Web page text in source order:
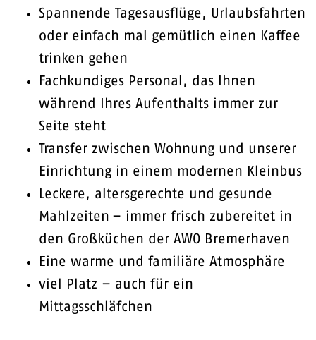
Spannende Tagesausflüge, Urlaubsfahrten
oder einfach mal gemütlich einen Kaffee
trinken gehen
Fachkundiges Personal, das Ihnen
während Ihres Aufenthalts immer zur
Seite steht
Transfer zwischen Wohnung und unserer
Einrichtung in einem modernen Kleinbus
Leckere, altersgerechte und gesunde
Mahlzeiten – immer frisch zubereitet in
den Großküchen der AWO Bremerhaven
Eine warme und familiäre Atmosphäre
viel Platz – auch für ein
Mittagsschläfchen